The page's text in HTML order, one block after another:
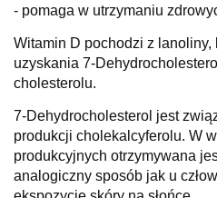
- pomaga w utrzymaniu
Witamin D pochodzi z
uzyskania 7-
cholesterolu.
7-Dehydrocholesterol jest
produkcji cholekalcyferolu. W
produkcyjnych otrzymywana
analogiczny sposób jak u